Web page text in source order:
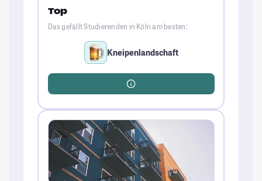
Top
Das gefällt Studierenden in Köln am besten:
Kneipenlandschaft